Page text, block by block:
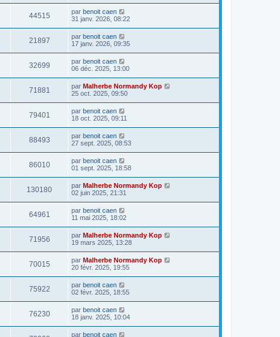
44515 par benoit caen
31 janv. 2026, 08:22
21897 par benoit caen
17 janv. 2026, 09:35
32699 par benoit caen
06 déc. 2025, 13:00
71881 par Malherbe Normandy Kop
25 oct. 2025, 09:50
79401 par benoit caen
18 oct. 2025, 09:11
88493 par benoit caen
27 sept. 2025, 08:53
86010 par benoit caen
01 sept. 2025, 18:58
130180 par Malherbe Normandy Kop
02 juin 2025, 21:31
64961 par benoit caen
11 mai 2025, 18:02
71956 par Malherbe Normandy Kop
19 mars 2025, 13:28
70015 par Malherbe Normandy Kop
20 févr. 2025, 19:55
75922 par benoit caen
02 févr. 2025, 18:55
76230 par benoit caen
18 janv. 2025, 10:04
par benoit caen